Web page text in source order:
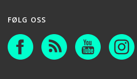
FØLG OSS